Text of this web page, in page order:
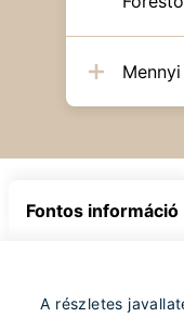
Fontos információ
A részletes